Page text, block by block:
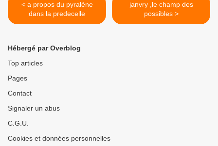
< a propos du pyralène
dans la predecelle
janvry ,le champ des
possibles >
Hébergé par Overblog
Top articles
Pages
Contact
Signaler un abus
C.G.U.
Cookies et données personnelles